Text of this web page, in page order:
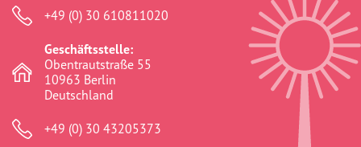
+49 (0) 30 610811020
Geschäftsstelle:
Obentrautstraße 55
10963 Berlin
Deutschland
+49 (0) 30 43205373